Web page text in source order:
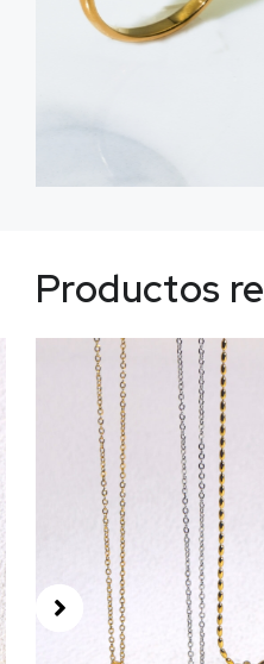
Productos